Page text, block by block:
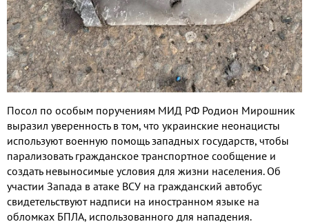
Посол по особым поручениям МИД РФ Родион Мирошник
выразил уверенность в том, что украинские неонацисты
используют военную помощь западных государств, чтобы
парализовать гражданское транспортное сообщение и
создать невыносимые условия для жизни населения.Об
участии Запада в атаке ВСУ на гражданский автобус
свидетельствуют надписи на иностранном языке на
обломках БПЛА, использованного для нападения.